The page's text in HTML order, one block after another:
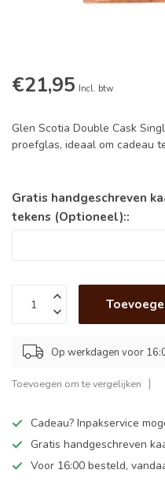
€21,95 Incl. btw
Glen Scotia Double Cask
proefglas, ideaal om cadeau
Gratis handgeschreven
tekens (Optioneel)::
Op werkdagen voor
Toevoegen om te vergelijken
Cadeau? Inpakservice
Gratis handgeschreven
Voor 16:00 besteld,